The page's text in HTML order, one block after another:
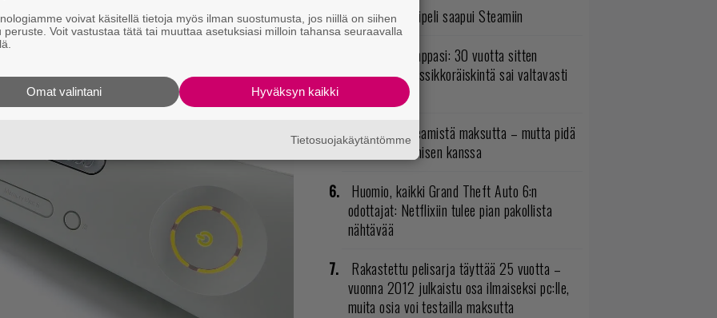
.
Ubisoftin hittipeli saapui Steamiin
No johan pomppasi: 30 vuotta sitten
ilmestynyt klassikkoräiskintä sai valtavasti
lisää sisältöä
Loistopeli Steamistä maksutta – mutta pidä
kiirettä lataamisen kanssa
Huomio, kaikki Grand Theft Auto 6:n
odottajat: Netflixiin tulee pian pakollista
nähtävää
Rakastettu pelisarja täyttää 25 vuotta –
vuonna 2012 julkaistu osa ilmaiseksi pc:lle,
muita osia voi testailla maksutta
voivat käsitellä tietoja myös ilman suostumusta, jos niillä on siihen
peruste. Voit vastustaa tätä tai muuttaa asetuksiasi milloin tahansa seuraavalla
Hyväksyn kaikki
Omat valintani
Tietosuojakäytäntömme